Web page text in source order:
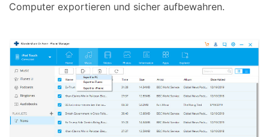
Computer exportieren und sicher aufbewahren.